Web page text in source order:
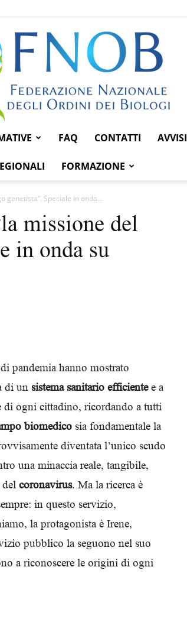
Federazione
Ordini
dei
Biologi
FAQ CONTATTI AVVISI
FORMAZIONE
genetista”. Speciale in onda...
missione del
in onda su
pandemia hanno mostrato
di un sistema sanitario efficientee a
di ogni cittadino, ricordando a tutti
biomedico sia fondamentale la
diventata l’unico scudo
una minaccia reale, tangibile,
coronavirus. Ma la ricerca è
in questo servizio,
la protagonista è Irene,
pubblico la seguono nel suo
a riconoscere le origini di ogni